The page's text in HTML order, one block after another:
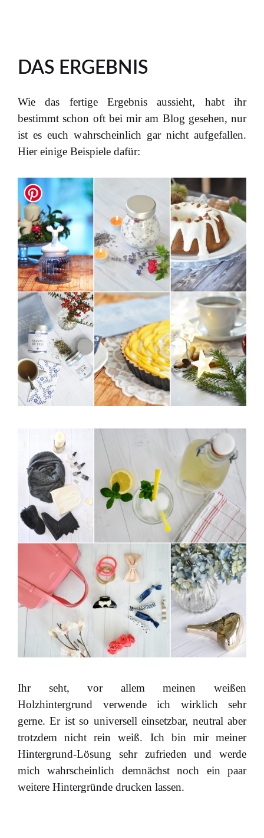
DAS ERGEBNIS
Wie das fertige Ergebnis aussieht, habt ihr
bestimmt schon oft bei mir am Blog gesehen, nur
ist es euch wahrscheinlich gar nicht aufgefallen.
Hier einige Beispiele dafür:
Ihr seht, vor allem meinen weißen
Holzhintergrund verwende ich wirklich sehr
gerne. Er ist so universell einsetzbar, neutral aber
trotzdem nicht rein weiß. Ich bin mir meiner
Hintergrund-Lösung sehr zufrieden und werde
mich wahrscheinlich demnächst noch ein paar
weitere Hintergründe drucken lassen.